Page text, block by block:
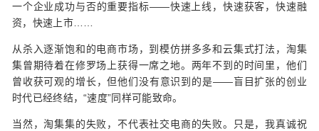
一个企业成功与否的重要指标——快速上线，快速获客，快速融
资，快速上市……
从杀入逐渐饱和的电商市场，到模仿拼多多和云集式打法，淘集
集曾期待着在修罗场上获得一席之地。两年不到的时间里，他们
曾收获可观的增长，但他们没有意识到的是——盲目扩张的创业
时代已经终结，“速度”同样可能致命。
当然，淘集集的失败，不代表社交电商的失败。只是，我真诚祝